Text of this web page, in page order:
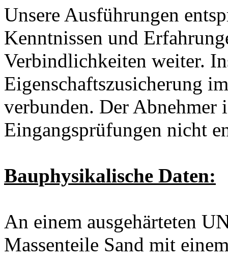
Unsere Ausführungen
Kenntnissen und
Verbindlichkeiten weiter.
Eigenschaftszusicherung
verbunden. Der Abnehmer
Eingangsprüfungen nicht
Bauphysikalische Daten:
An einem ausgehärteten
Massenteile Sand mit